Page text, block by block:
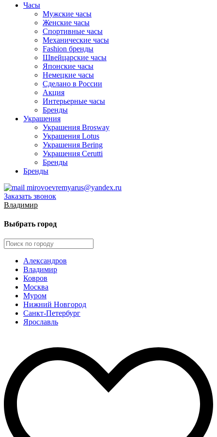
Часы
Мужские часы
Женские часы
Спортивные часы
Механические часы
Fashion бренды
Швейцарские часы
Японские часы
Немецкие часы
Сделано в России
Акция
Интерьерные часы
Бренды
Украшения
Украшения Brosway
Украшения Lotus
Украшения Bering
Украшения Cerutti
Бренды
Бренды
mirovoevremyarus@yandex.ru
Заказать звонок
Владимир
Выбрать город
Александров
Владимир
Ковров
Москва
Муром
Нижний Новгород
Санкт-Петербург
Ярославль